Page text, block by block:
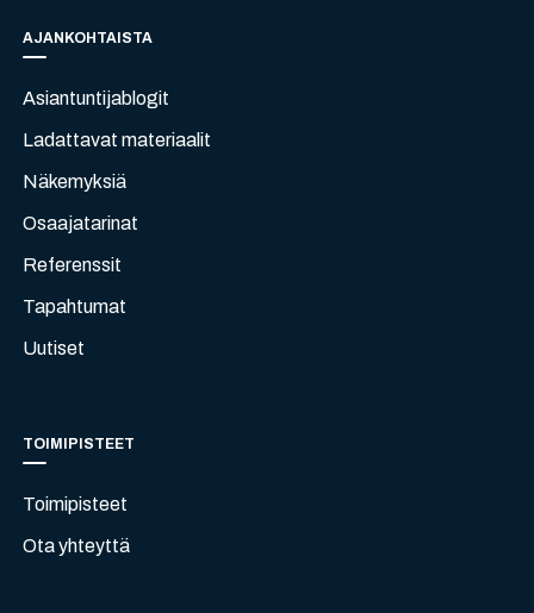
AJANKOHTAISTA
Asiantuntijablogit
Ladattavat materiaalit
Näkemyksiä
Osaajatarinat
Referenssit
Tapahtumat
Uutiset
TOIMIPISTEET
Toimipisteet
Ota yhteyttä